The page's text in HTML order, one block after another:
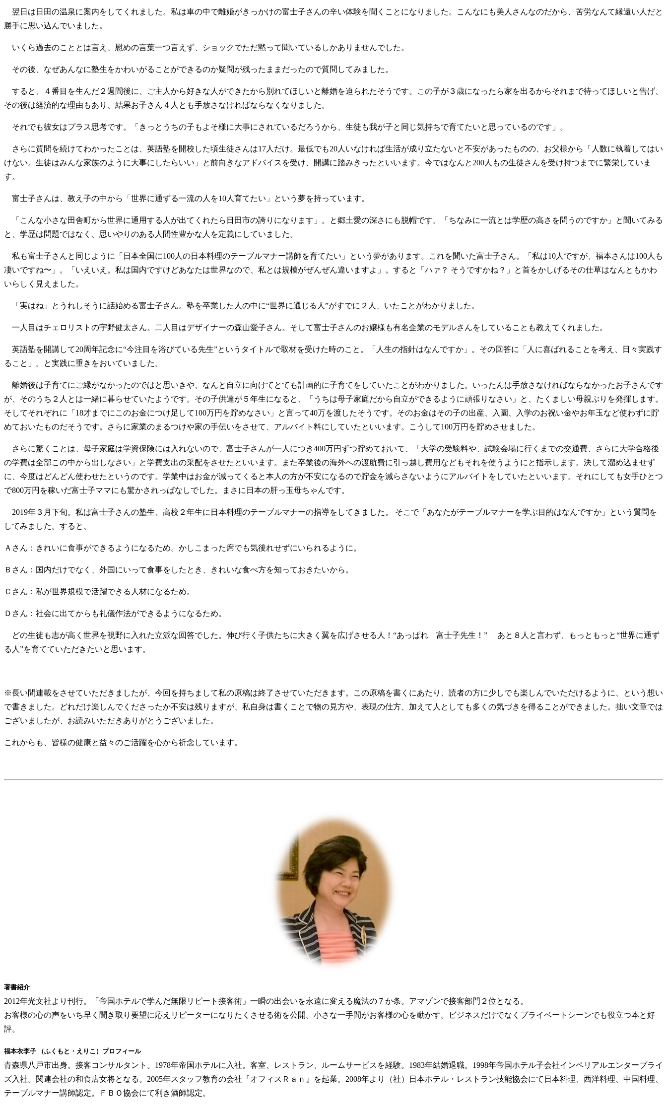
翌日は日田の温泉に案内をしてくれました。私は車の中で離婚がきっかけの富士子さんの辛い体験を聞くことになりました。こんなにも美人さんなのだから、苦労なんて縁遠い人だと
勝手に思い込んでいました。
いくら過去のこととは言え、慰めの言葉一つ言えず、ショックでただ黙って聞いているしかありませんでした。
その後、なぜあんなに塾生をかわいがることができるのか疑問が残ったままだったので質問してみました。
すると、４番目を生んだ２週間後に、ご主人から好きな人ができたから別れてほしいと離婚を迫られたそうです。この子が３歳になったら家を出るからそれまで待ってほしいと告げ、
その後は経済的な理由もあり、結果お子さん４人とも手放さなければならなくなりました。
それでも彼女はプラス思考です。「きっとうちの子もよそ様に大事にされているだろうから、生徒も我が子と同じ気持ちで育てたいと思っているのです」。
さらに質問を続けてわかったことは、英語塾を開校した頃生徒さんは17人だけ。最低でも20人いなければ生活が成り立たないと不安があったものの、お父様から「人数に執着してはい
けない。生徒はみんな家族のように大事にしたらいい」と前向きなアドバイスを受け、開講に踏みきったといいます。今ではなんと200人もの生徒さんを受け持つまでに繁栄していま
す。
富士子さんは、教え子の中から「世界に通ずる一流の人を10人育てたい」という夢を持っています。
「こんな小さな田舎町から世界に通用する人が出てくれたら日田市の誇りになります」。と郷土愛の深さにも脱帽です。「ちなみに一流とは学歴の高さを問うのですか」と聞いてみる
と、学歴は問題ではなく、思いやりのある人間性豊かな人を定義にしていました。
私も富士子さんと同じように「日本全国に100人の日本料理のテーブルマナー講師を育てたい」という夢があります。これを聞いた富士子さん。「私は10人ですが、福本さんは100人も
凄いですね〜」。「いえいえ。私は国内ですけどあなたは世界なので、私とは規模がぜんぜん違いますよ」。すると「ハァ？ そうですかね？」と首をかしげるその仕草はなんともかわ
いらしく見えました。
「実はね」とうれしそうに話始める富士子さん。塾を卒業した人の中に“世界に通じる人”がすでに２人、いたことがわかりました。
一人目はチェロリストの宇野健太さん。二人目はデザイナーの森山愛子さん。そして富士子さんのお嬢様も有名企業のモデルさんをしていることも教えてくれました。
英語塾を開講して20周年記念に“今注目を浴びている先生”というタイトルで取材を受けた時のこと。「人生の指針はなんですか」。その回答に「人に喜ばれることを考え、日々実践す
ること」。と実践に重きをおいていました。
離婚後は子育てにご縁がなかったのではと思いきや、なんと自立に向けてとても計画的に子育てをしていたことがわかりました。いったんは手放さなければならなかったお子さんです
が、そのうち２人とは一緒に暮らせていたようです。その子供達が５年生になると、「うちは母子家庭だから自立ができるように頑張りなさい」と、たくましい母親ぶりを発揮します。
そしてそれぞれに「18才までにこのお金につけ足して100万円を貯めなさい」と言って40万を渡したそうです。そのお金はその子の出産、入園、入学のお祝い金やお年玉など使わずに貯
めておいたものだそうです。さらに家業のまるつけや家の手伝いをさせて、アルバイト料にしていたといいます。こうして100万円を貯めさせました。
さらに驚くことは、母子家庭は学資保険には入れないので、富士子さんが一人につき400万円ずつ貯めておいて、「大学の受験料や、試験会場に行くまでの交通費、さらに大学合格後
の学費は全部この中から出しなさい」と学費支出の采配をさせたといいます。また卒業後の海外への渡航費に引っ越し費用などもそれを使うようにと指示します。決して溜め込ませず
に、今度はどんどん使わせたというのです。学業中はお金が減ってくると本人の方が不安になるので貯金を減らさないようにアルバイトをしていたといいます。それにしても女手ひとつ
で800万円を稼いだ富士子ママにも驚かされっぱなしでした。まさに日本の肝っ玉母ちゃんです。
2019年３月下旬。私は富士子さんの塾生、高校２年生に日本料理のテーブルマナーの指導をしてきました。 そこで「あなたがテーブルマナーを学ぶ目的はなんですか」という質問を
してみました。すると、
Ａさん：きれいに食事ができるようになるため。かしこまった席でも気後れせずにいられるように。
Ｂさん：国内だけでなく、外国にいって食事をしたとき、きれいな食べ方を知っておきたいから。
Ｃさん：私が世界規模で活躍できる人材になるため。
Ｄさん：社会に出てからも礼儀作法ができるようになるため。
どの生徒も志が高く世界を視野に入れた立派な回答でした。伸び行く子供たちに大きく翼を広げさせる人！“あっぱれ 富士子先生！” あと８人と言わず、もっともっと“世界に通ず
る人”を育てていただきたいと思います。
※長い間連載をさせていただきましたが、今回を持ちまして私の原稿は終了させていただきます。この原稿を書くにあたり、読者の方に少しでも楽しんでいただけるように、という想い
で書きました。どれだけ楽しんでくださったか不安は残りますが、私自身は書くことで物の見方や、表現の仕方、加えて人としても多くの気づきを得ることができました。拙い文章では
ございましたが、お読みいただきありがとうございました。
これからも、皆様の健康と益々のご活躍を心から祈念しています。
著書紹介
2012年光文社より刊行。「帝国ホテルで学んだ無限リピート接客術」一瞬の出会いを永遠に変える魔法の７か条。アマゾンで接客部門２位となる。
お客様の心の声をいち早く聞き取り要望に応えリピーターになりたくさせる術を公開。小さな一手間がお客様の心を動かす。ビジネスだけでなくプライベートシーンでも役立つ本と好
評。
福本衣李子 （ふくもと・えりこ）プロフィール
青森県八戸市出身。接客コンサルタント。1978年帝国ホテルに入社。客室、レストラン、ルームサービスを経験。1983年結婚退職。1998年帝国ホテル子会社インペリアルエンタープライ
ズ入社。関連会社の和食店女将となる。2005年スタッフ教育の会社『オフィスＲａｎ』を起業。2008年より（社）日本ホテル・レストラン技能協会にて日本料理、西洋料理、中国料理、
テーブルマナー講師認定。ＦＢＯ協会にて利き酒師認定。